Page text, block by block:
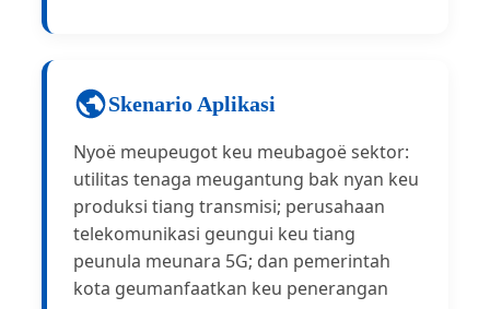
Skenario Aplikasi
Nyoë meupeugot keu meubagoë sektor:
utilitas tenaga meugantung bak nyan keu
produksi tiang transmisi; perusahaan
telekomunikasi geungui keu tiang
peunula meunara 5G; dan pemerintah
kota geumanfaatkan keu penerangan